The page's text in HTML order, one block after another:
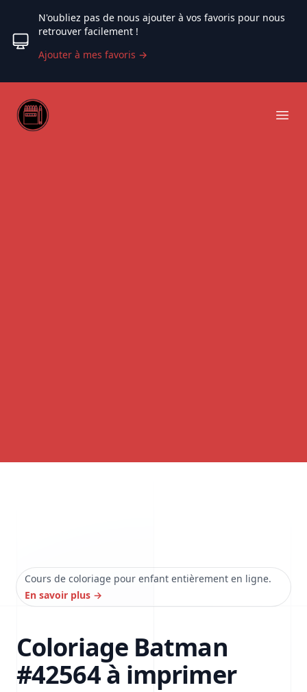
N'oubliez pas de nous ajouter à vos favoris pour nous
retrouver facilement !
Ajouter à mes favoris →
Web coloriage
Cours de coloriage pour enfant entièrement en ligne.
En savoir plus →
Coloriage Batman
#42564 à imprimer